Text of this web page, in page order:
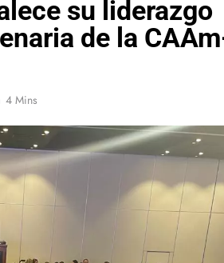
su liderazgo
de la
4 Mins